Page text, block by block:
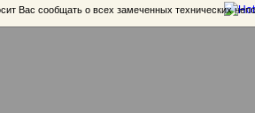
Вас сообщать о всех замеченных технических